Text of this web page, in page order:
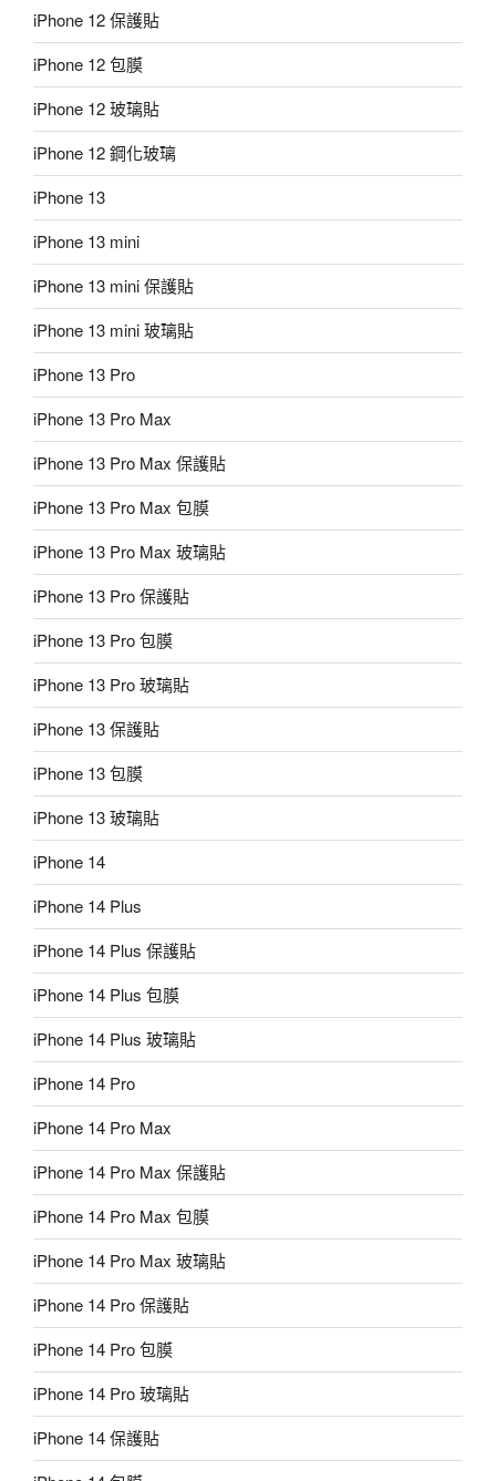
iPhone 12 保護貼
iPhone 12 包膜
iPhone 12 玻璃貼
iPhone 12 鋼化玻璃
iPhone 13
iPhone 13 mini
iPhone 13 mini 保護貼
iPhone 13 mini 玻璃貼
iPhone 13 Pro
iPhone 13 Pro Max
iPhone 13 Pro Max 保護貼
iPhone 13 Pro Max 包膜
iPhone 13 Pro Max 玻璃貼
iPhone 13 Pro 保護貼
iPhone 13 Pro 包膜
iPhone 13 Pro 玻璃貼
iPhone 13 保護貼
iPhone 13 包膜
iPhone 13 玻璃貼
iPhone 14
iPhone 14 Plus
iPhone 14 Plus 保護貼
iPhone 14 Plus 包膜
iPhone 14 Plus 玻璃貼
iPhone 14 Pro
iPhone 14 Pro Max
iPhone 14 Pro Max 保護貼
iPhone 14 Pro Max 包膜
iPhone 14 Pro Max 玻璃貼
iPhone 14 Pro 保護貼
iPhone 14 Pro 包膜
iPhone 14 Pro 玻璃貼
iPhone 14 保護貼